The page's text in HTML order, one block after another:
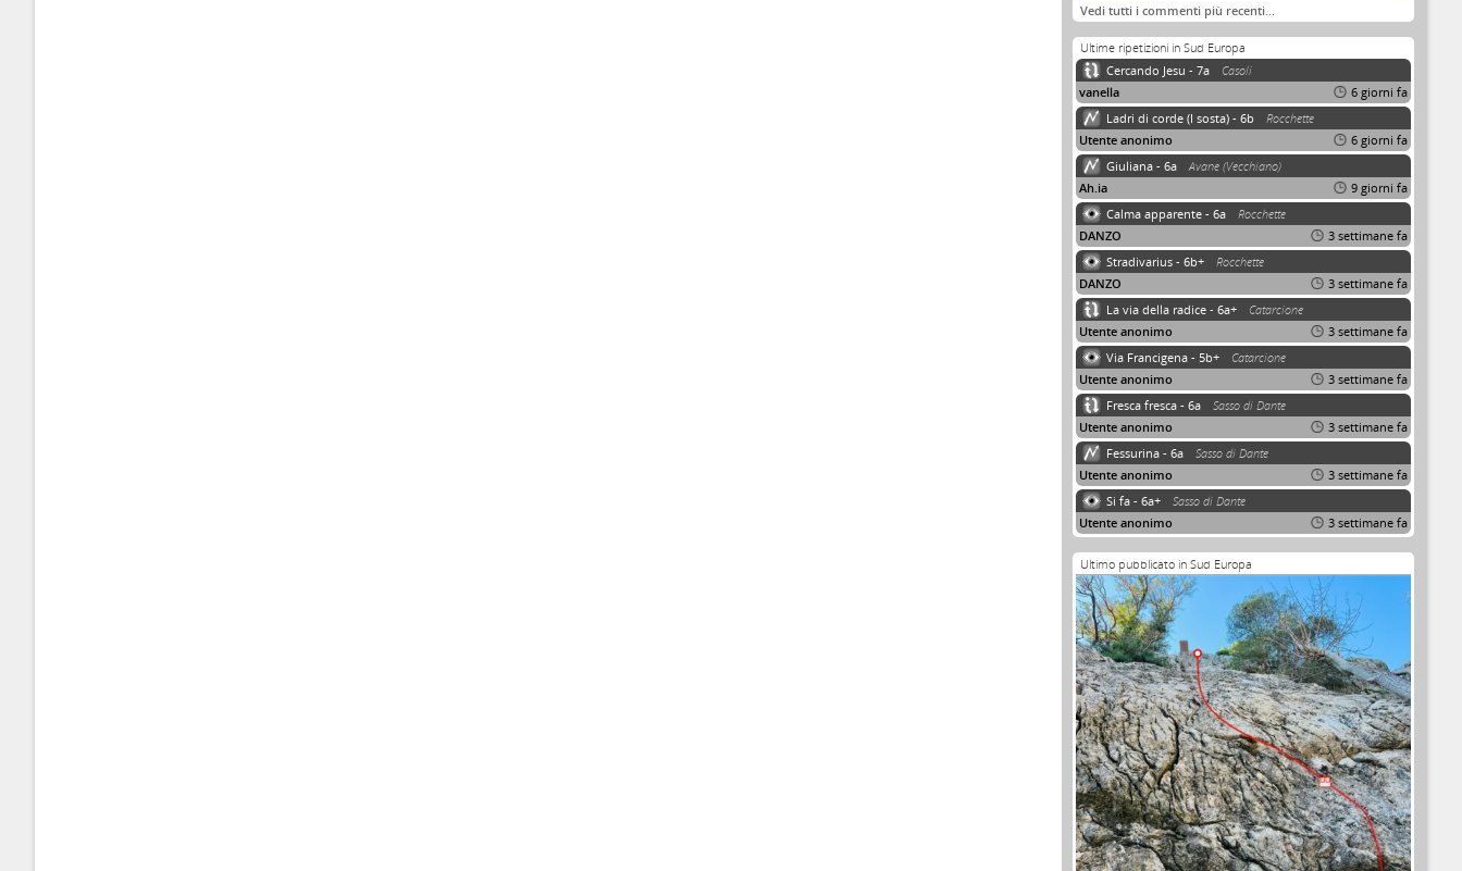
Vedi tutti i commenti più recenti…
Ultime ripetizioni in Sud Europa
Cercando Jesu - 7a
Casoli
vanella
6 giorni fa
Ladri di corde (I sosta) - 6b
Rocchette
Utente anonimo
6 giorni fa
Giuliana - 6a
Avane (Vecchiano)
Ah.ia
9 giorni fa
Calma apparente - 6a
Rocchette
DANZO
3 settimane fa
Stradivarius - 6b+
Rocchette
DANZO
3 settimane fa
La via della radice - 6a+
Catarcione
Utente anonimo
3 settimane fa
Via Francigena - 5b+
Catarcione
Utente anonimo
3 settimane fa
Fresca fresca - 6a
Sasso di Dante
Utente anonimo
3 settimane fa
Fessurina - 6a
Sasso di Dante
Utente anonimo
3 settimane fa
Si fa - 6a+
Sasso di Dante
Utente anonimo
3 settimane fa
Ultimo pubblicato in Sud Europa